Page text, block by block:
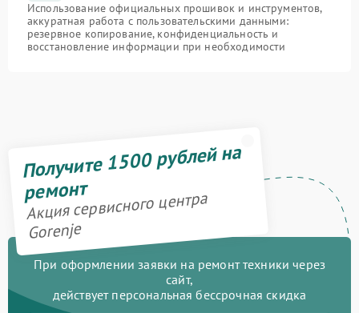
Использование официальных прошивок и инструментов,
аккуратная работа с пользовательскими данными:
резервное копирование, конфиденциальность и
восстановление информации при необходимости
Получите 1500 рублей на
ремонт
Акция сервисного центра
Gorenje
При оформлении заявки на ремонт техники через
сайт,
действует персональная бессрочная скидка